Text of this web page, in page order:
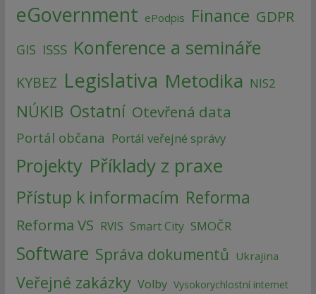
eGovernment ePodpis Finance GDPR
GIS ISSS Konference a semináře
KYBEZ Legislativa Metodika NIS2
NÚKIB Ostatní Otevřená data
Portál občana Portál veřejné správy
Projekty Příklady z praxe
Přístup k informacím Reforma
Reforma VS RVIS Smart City SMOČR
Software Správa dokumentů Ukrajina
Veřejné zakázky Volby Vysokorychlostní internet